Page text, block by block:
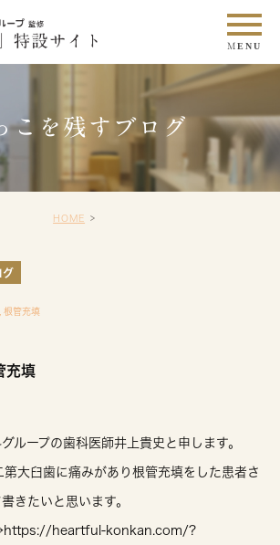
こを残すブログ
HOME
グ
根管充填
充填
ループの歯科医師井上貴史と申します。
大臼歯に痛みがあり根管充填をした患者さ
きたいと思います。
heartful-konkan.com/?